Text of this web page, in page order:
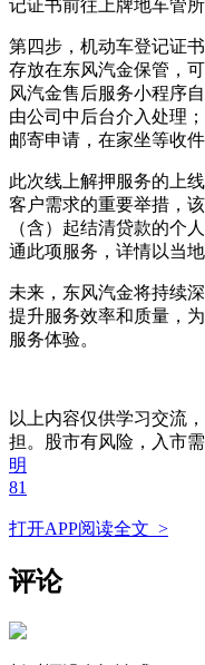
记证书前往上牌地车管所
第四步，机动车登记证
存放在东风汽金保管，
风汽金售后服务小程序
由公司中后台介入处理
邮寄申请，在家坐等收件
此次线上解押服务的上
客户需求的重要举措，
（含）起结清贷款的个
通此项服务，详情以当
未来，东风汽金将持续
提升服务效率和质量，
服务体验。
以上内容仅供学习交流
担。股市有风险，入市
明
81
打开APP阅读全文 >
评论